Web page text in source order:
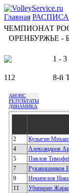
Главная
ЧЕМПИОНАТ
ОРЕНБУРЖЬЕ -
1 - 3
112 8-й
АНОНС
РЕЗУЛЬТАТЫ
ДИНАМИКА
2
Кулыгин
4
Александров
5
Павлов
7
Рукавишников
9
Некипелов
11
Убипарип